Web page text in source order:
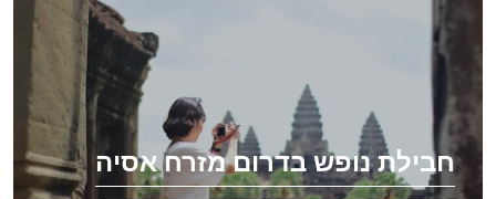
חבילת נופש בדרום מזרח אסיה